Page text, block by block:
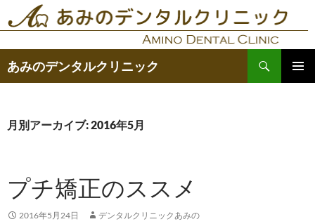
ン
ツ
キ
あみのデンタルクリニック
索
月別アーカイブ: 2016年5月
プチ矯正のススメ
2016年5月24日 デンタルクリニックあみの